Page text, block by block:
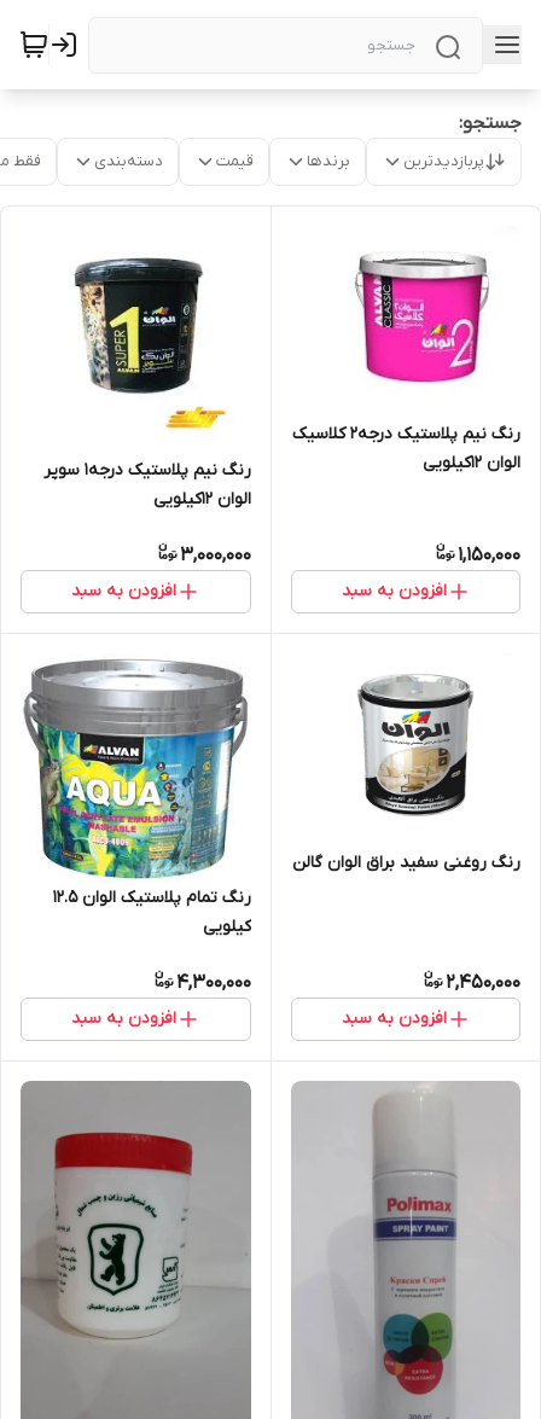
جستجو:
پربازدیدترین برندها قیمت دسته‌بندی فقط
رنگ نیم پلاستیک درجه2 کلاسیک
الوان 12کیلویی
1,150,000
افزودن به سبد
رنگ نیم پلاستیک درجه1 سوپر
الوان 12کیلویی
3,000,000
افزودن به سبد
رنگ روغنی سفید براق الوان گالن
2,450,000
افزودن به سبد
رنگ تمام پلاستیک الوان 12.5
کیلویی
4,300,000
افزودن به سبد